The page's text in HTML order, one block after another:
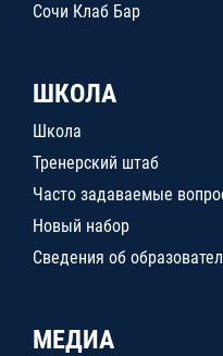
Сочи Клаб Бар
ШКОЛА
Школа
Тренерский штаб
Часто задаваемые
Новый набор
Сведения об
МЕДИА